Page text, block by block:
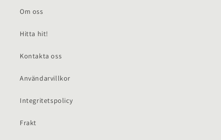
Om oss
Hitta hit!
Kontakta oss
Användarvillkor
Integritetspolicy
Frakt